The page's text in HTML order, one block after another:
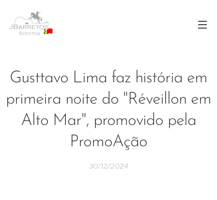
Gusttavo Lima faz história em
primeira noite do "Réveillon em
Alto Mar", promovido pela
PromoAção
30/12/2024